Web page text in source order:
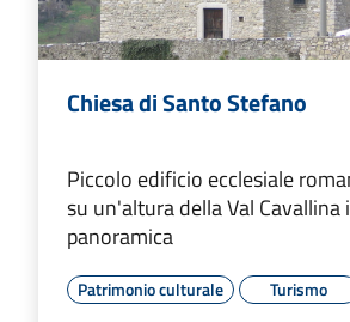
Chiesa di Santo Stefano
Piccolo edificio ecclesiale
su un'altura della Val Cavallina
panoramica
Patrimonio culturale Turismo